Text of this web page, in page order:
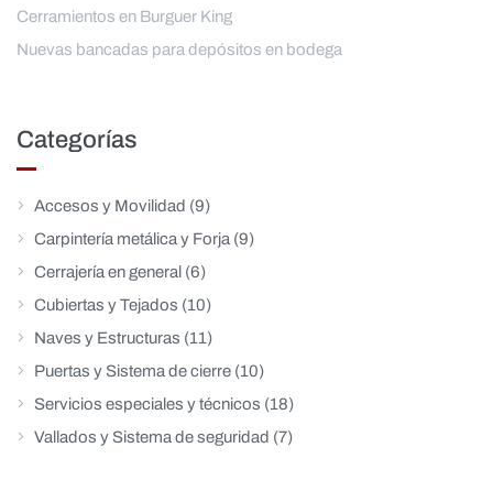
Cerramientos en Burguer King
Nuevas bancadas para depósitos en bodega
Categorías
Accesos y Movilidad (9)
Carpintería metálica y Forja (9)
Cerrajería en general (6)
Cubiertas y Tejados (10)
Naves y Estructuras (11)
Puertas y Sistema de cierre (10)
Servicios especiales y técnicos (18)
Vallados y Sistema de seguridad (7)